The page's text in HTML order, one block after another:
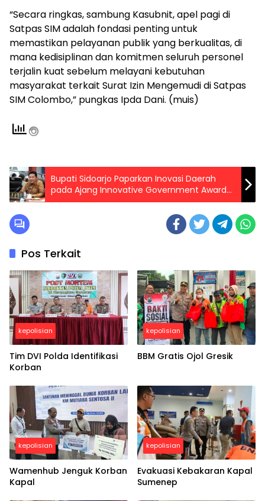
“Secara ringkas, sambung Kasubnit, apel pagi di
Satpas SIM adalah fondasi penting untuk
memastikan pelayanan publik yang berkualitas, di
mana kedisiplinan dan komitmen seluruh personel
terjalin kuat sebelum melayani kebutuhan
masyarakat terkait Surat Izin Mengemudi di Satpas
SIM Colombo,” pungkas Ipda Dani. (muis)
Bupati Sidoarjo Paparkan Inovasi Daerah
pada Ajang Innovative Government Award
(IGA) 2025
Pos Terkait
kepolisian
Tim DVI Polda Identifikasi
Korban
kepolisian
BBM Gratis Ojol Gresik
kepolisian
Wamenhub Jenguk Korban
Kapal
kepolisian
Evakuasi Kebakaran Kapal
Sumenep